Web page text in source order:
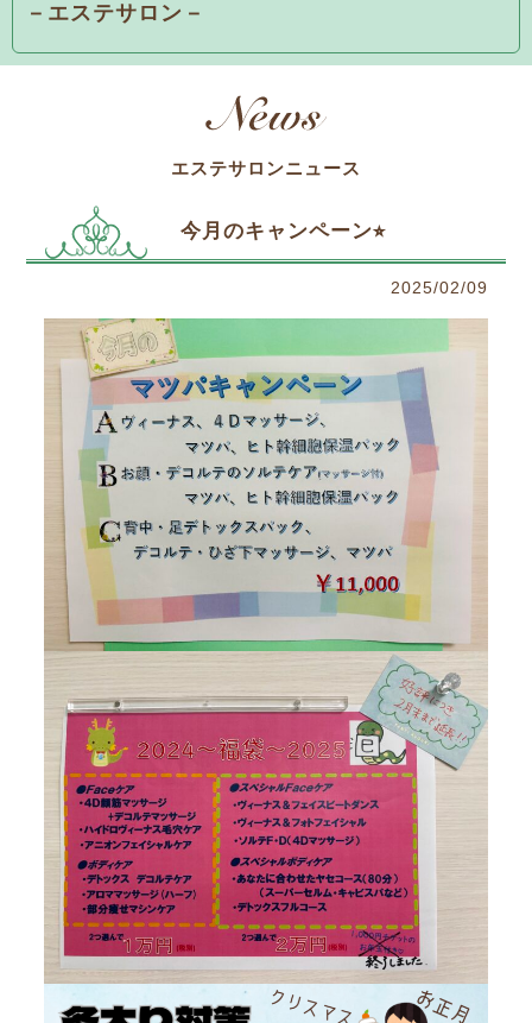
－エステサロン－
エステサロンニュース
今月のキャンペーン⭐︎
2025/02/09